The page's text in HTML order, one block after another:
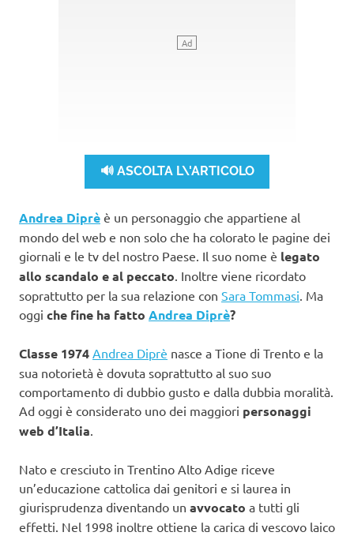
🔊 ASCOLTA L\'ARTICOLO
Andrea Diprè è un personaggio che appartiene al
mondo del web e non solo che ha colorato le pagine dei
giornali e le tv del nostro Paese. Il suo nome è legato
allo scandalo e al peccato . Inoltre viene ricordato
soprattutto per la sua relazione con Sara Tommasi . Ma
oggi che fine ha fatto Andrea Diprè?
Classe 1974 Andrea Diprè nasce a Tione di Trento e la
sua notorietà è dovuta soprattutto al suo suo
comportamento di dubbio gusto e dalla dubbia moralità.
Ad oggi è considerato uno dei maggiori personaggi
web d’Italia
Nato e cresciuto in Trentino Alto Adige riceve
un’educazione cattolica dai genitori e si laurea in
giurisprudenza diventando un avvocato a tutti gli
effetti. Nel 1998 inoltre ottiene la carica di vescovo laico